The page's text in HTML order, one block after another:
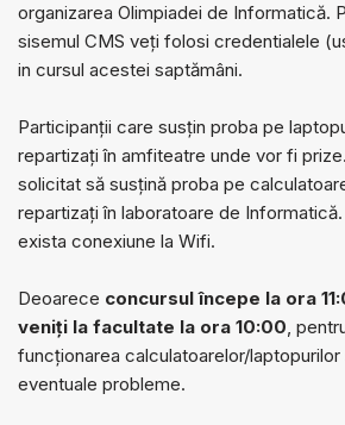
organizarea Olimpiadei de Informatică.
sisemul CMS veți folosi credentialele
in cursul acestei saptămâni.
Participanții care susțin proba pe
repartizați în amfiteatre unde vor fi
solicitat să susțină proba pe
repartizați în laboratoare de
exista conexiune la Wifi.
Deoarece concursul începe la ora
veniți la facultate la ora 10:00,
funcționarea calculatoarelor/laptopurilor
eventuale probleme.